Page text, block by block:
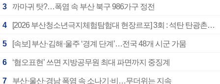
3 까마귀 탓?…폭염 속 부산 북구 986가구 정전
4 [2026 부산청소년극지체험탐험대 현장르포] 3회 : 석탄 탄광촌에서 북극 연구의 중심지로
5 [속보] 부산·김해·울주 ‘경계 단계’…전국 48개 시군 가뭄
6 ‘혐오표현’ 쓰면 지방공무원 최대 파면까지 중징계
7 부산·울산·경남 폭염 속 소나기·비…무더위는 지속